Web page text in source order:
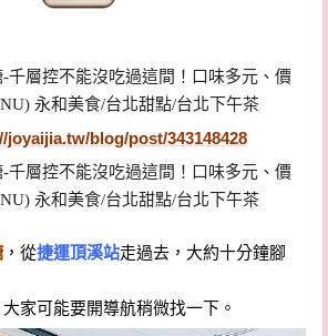
joyaijia.tw/blog/post/343148428
，從捷運頂溪站走過去，大約十分鐘腳
家可能要開導航稍微找一下。